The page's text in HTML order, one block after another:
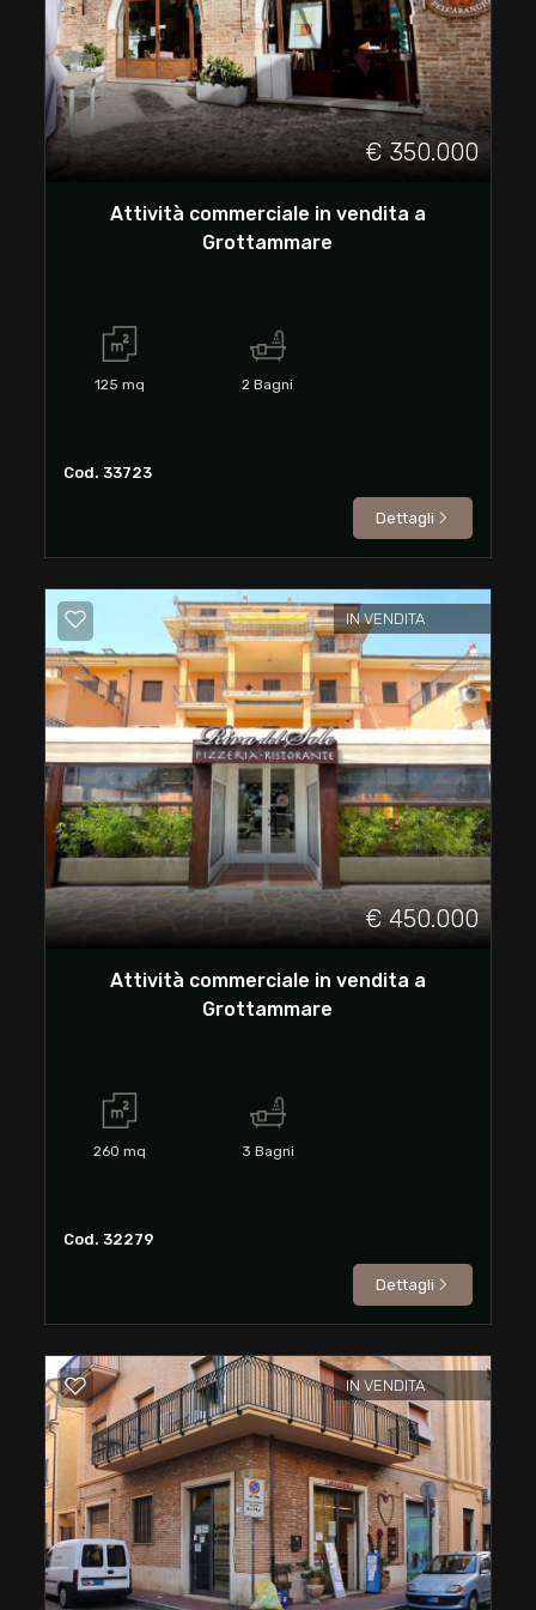
€ 350.000
Attività commerciale in vendita a
Grottammare
125 mq 2 Bagni
Cod. 33723
Dettagli
IN VENDITA
€ 450.000
Attività commerciale in vendita a
Grottammare
260 mq 3 Bagni
Cod. 32279
Dettagli
IN VENDITA
Ascoli Piceno
Grottammare
Tipologia
multiscelta
Commerciali
Industriali
Terreni
Prezzo
Qualsiasi
2